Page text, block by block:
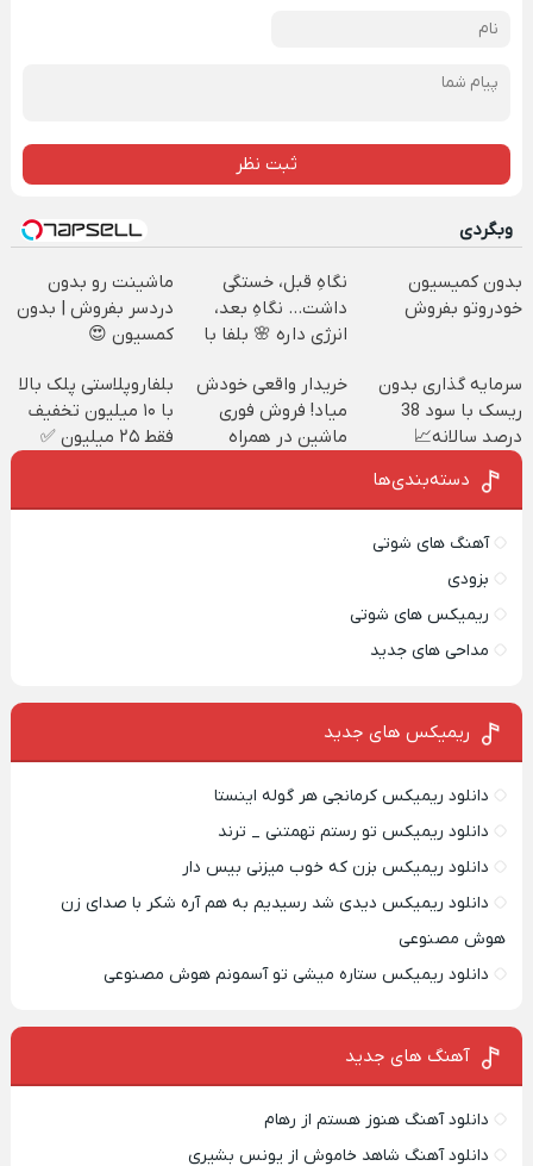
ثبت نظر
وبگردی
بدون کمیسیون
خودروتو بفروش
نگاهِ قبل، خستگی
داشت... نگاهِ بعد،
انرژی داره 🌸 بلفا با
ماشینت رو بدون
دردسر بفروش | بدون
کمسیون 😍
سرمایه گذاری بدون
ریسک با سود 38
درصد سالانه📈
خریدار واقعی خودش
میاد! فروش فوری
ماشین در همراه
بلفاروپلاستی پلک بالا
با ۱۰ میلیون تخفیف
فقط ۲۵ میلیون ✅
دسته‌بندی‌ها
آهنگ های شوتی
بزودی
ریمیکس های شوتی
مداحی های جدید
ریمیکس‌ های جدید
دانلود ریمیکس کرمانجی هر گوله اینستا
دانلود ریمیکس تو رستم تهمتنی _ ترند
دانلود ریمیکس بزن که خوب میزنی بیس دار
دانلود ریمیکس دیدی شد رسیدیم به هم آره شکر با صدای زن
هوش مصنوعی
دانلود ریمیکس ستاره میشی تو آسمونم هوش مصنوعی
آهنگ های جدید
دانلود آهنگ هنوز هستم از رهام
دانلود آهنگ شاهد خاموش از یونس بشیری